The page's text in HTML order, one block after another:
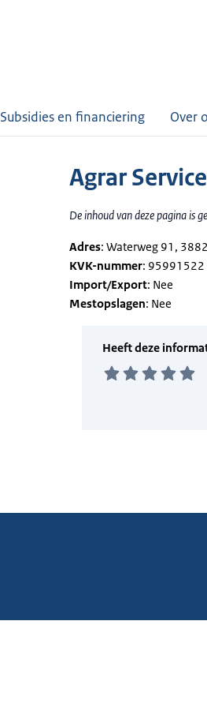
Subsidies en financiering Over
Agrar
De inhoud van deze pagina is
Adres: Waterweg 91,
KVK-nummer: 95991522
Import/Export: Nee
Mestopslagen: Nee